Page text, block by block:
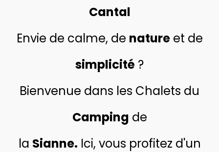
Cantal
Envie de calme, de natureet de
simplicité ?
Bienvenue dans les Chalets du
Camping de
la Sianne. Ici, vous profitez d'un